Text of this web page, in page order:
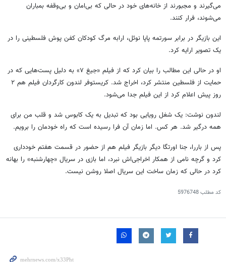
می‌گیرند و مجبورند از خانه‌های خود در حالی که بی‌امان و بی‌وقفه بمباران
می‌شوند، فرار کنند.
این بازیگر در برابر سورتمه پاپا نوئل، ارابه مرگ کودکان کفن پوش فلسطینی را در
یک تصویر ارایه کرد.
او در حالی این مطالب را بیان کرد که از فیلم «جیغ ۷» به دلیل پست‌هایی که در
حمایت از فلسطین منتشر کرد، اخراج شد. کریستوفر لندون کارگردان فیلم هم ۲
روز پیش اعلام کرد از این فیلم جدا می‌شود.
لندون نوشت: یک شغل رویایی بود که تبدیل به یک کابوس شد و قلب من برای
همه درگیر شد. هر کس. اما زمان آن فرا رسیده است که راه خودمان را برویم.
پس از باررا، جنا اورتگا دیگر بازیگر فیلم هم از حضور در قسمت هفتم خودداری
کرد و گرچه نامی از همکار اخراجی‌اش نبرد، اما بازی در سریال «چهارشنبه» را بهانه
کرد در حالی که زمان ساخت این سریال اصلا روشن نیست.
کد مطلب5976748